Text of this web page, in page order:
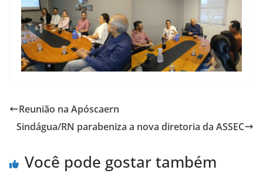
Reunião na Apóscaern
Sindágua/RN parabeniza a nova diretoria da ASSEC
Você pode gostar também